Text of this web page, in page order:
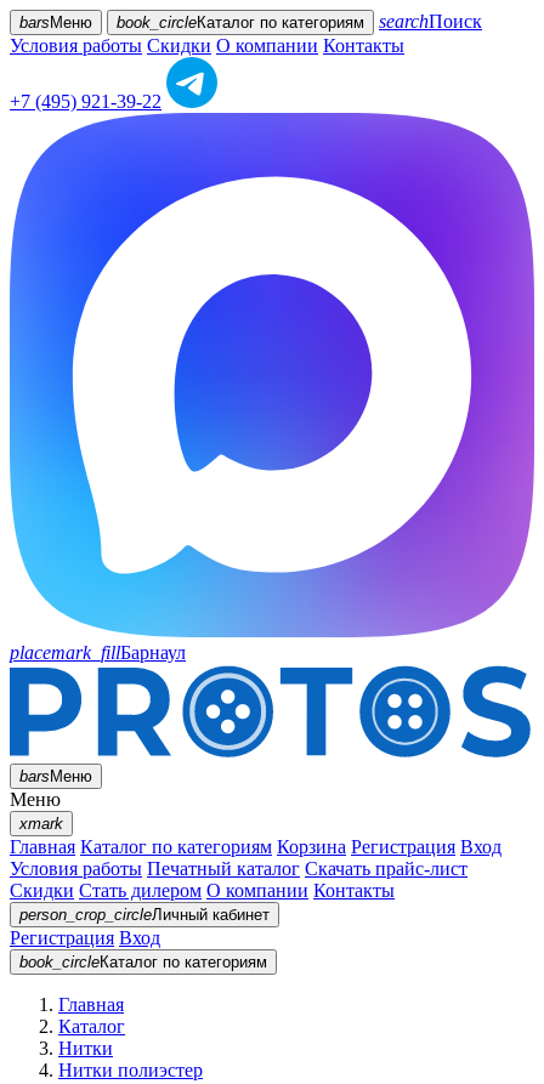
bars Меню book_circleКаталог по категориям searchПоиск
Условия работы Скидки О компании Контакты
+7 (495) 921-39-22
placemark_fillБарнаул
barsМеню
Меню
xmark
Главная Каталог по категориям Корзина Регистрация Вход
Условия работы Печатный каталог Скачать прайс-лист
Скидки Стать дилером О компании Контакты
person_crop_circleЛичный кабинет
Регистрация Вход
book_circleКаталог по категориям
Главная
Каталог
Нитки
Нитки полиэстер